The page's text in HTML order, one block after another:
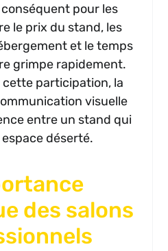
pour les
le prix du stand, les
et le temps
grimpe rapidement.
participation, la
visuelle
entre un stand qui
déserté.
des salons